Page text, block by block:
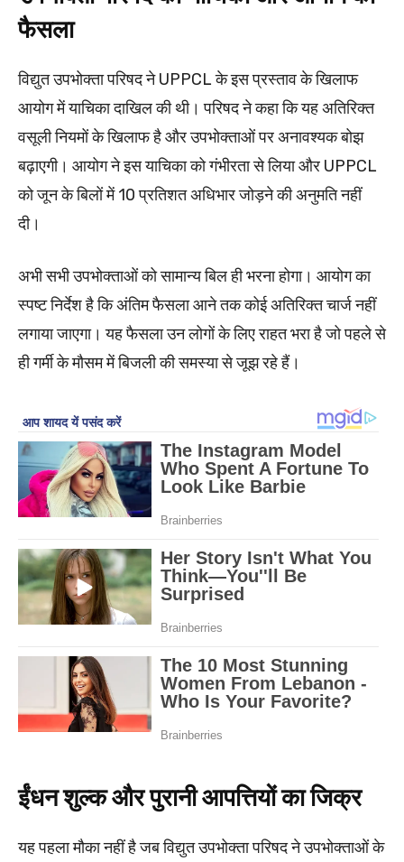
फैसला
विद्युत उपभोक्ता परिषद ने UPPCL के इस प्रस्ताव के खिलाफ
आयोग में याचिका दाखिल की थी। परिषद ने कहा कि यह अतिरिक्त
वसूली नियमों के खिलाफ है और उपभोक्ताओं पर अनावश्यक बोझ
बढ़ाएगी। आयोग ने इस याचिका को गंभीरता से लिया और UPPCL
को जून के बिलों में 10 प्रतिशत अधिभार जोड़ने की अनुमति नहीं
दी।
अभी सभी उपभोक्ताओं को सामान्य बिल ही भरना होगा। आयोग का
स्पष्ट निर्देश है कि अंतिम फैसला आने तक कोई अतिरिक्त चार्ज नहीं
लगाया जाएगा। यह फैसला उन लोगों के लिए राहत भरा है जो पहले से
ही गर्मी के मौसम में बिजली की समस्या से जूझ रहे हैं।
ईंधन शुल्क और पुरानी आपत्तियों का जिक्र
यह पहला मौका नहीं है जब विद्युत उपभोक्ता परिषद ने उपभोक्ताओं के